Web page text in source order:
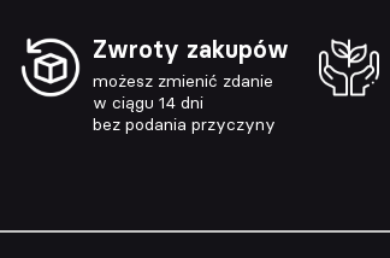
Zwroty zakupów
możesz zmienić zdanie
w ciągu 14 dni
bez podania przyczyny